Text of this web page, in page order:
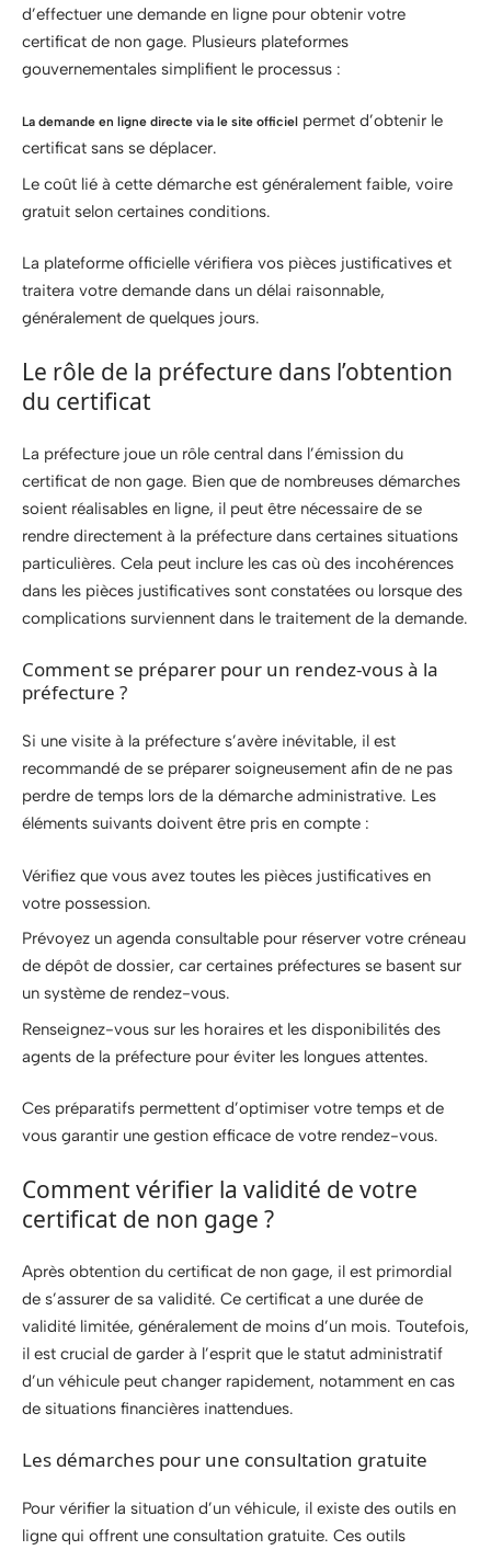
d’effectuer une demande en ligne pour obtenir votre
certificat de non gage. Plusieurs plateformes
gouvernementales simplifient le processus :
La demande en ligne directe via le site officiel permet d’obtenir le
certificat sans se déplacer.
Le coût lié à cette démarche est généralement faible, voire
gratuit selon certaines conditions.
La plateforme officielle vérifiera vos pièces justificatives et
traitera votre demande dans un délai raisonnable,
généralement de quelques jours.
Le rôle de la préfecture dans l’obtention
du certificat
La préfecture joue un rôle central dans l’émission du
certificat de non gage. Bien que de nombreuses démarches
soient réalisables en ligne, il peut être nécessaire de se
rendre directement à la préfecture dans certaines situations
particulières. Cela peut inclure les cas où des incohérences
dans les pièces justificatives sont constatées ou lorsque des
complications surviennent dans le traitement de la demande.
Comment se préparer pour un rendez-vous à la
préfecture ?
Si une visite à la préfecture s’avère inévitable, il est
recommandé de se préparer soigneusement afin de ne pas
perdre de temps lors de la démarche administrative. Les
éléments suivants doivent être pris en compte :
Vérifiez que vous avez toutes les pièces justificatives en
votre possession.
Prévoyez un agenda consultable pour réserver votre créneau
de dépôt de dossier, car certaines préfectures se basent sur
un système de rendez-vous.
Renseignez-vous sur les horaires et les disponibilités des
agents de la préfecture pour éviter les longues attentes.
Ces préparatifs permettent d’optimiser votre temps et de
vous garantir une gestion efficace de votre rendez-vous.
Comment vérifier la validité de votre
certificat de non gage ?
Après obtention du certificat de non gage, il est primordial
de s’assurer de sa validité. Ce certificat a une durée de
validité limitée, généralement de moins d’un mois. Toutefois,
il est crucial de garder à l’esprit que le statut administratif
d’un véhicule peut changer rapidement, notamment en cas
de situations financières inattendues.
Les démarches pour une consultation gratuite
Pour vérifier la situation d’un véhicule, il existe des outils en
ligne qui offrent une consultation gratuite. Ces outils